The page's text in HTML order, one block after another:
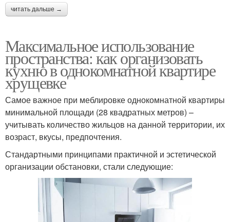
читать дальше →
Максимальное использование
пространства: как организовать
кухню в однокомнатной квартире
хрущевке
Самое важное при меблировке однокомнатной квартиры
минимальной площади (28 квадратных метров) –
учитывать количество жильцов на данной территории, их
возраст, вкусы, предпочтения.
Стандартными принципами практичной и эстетической
организации обстановки, стали следующие: